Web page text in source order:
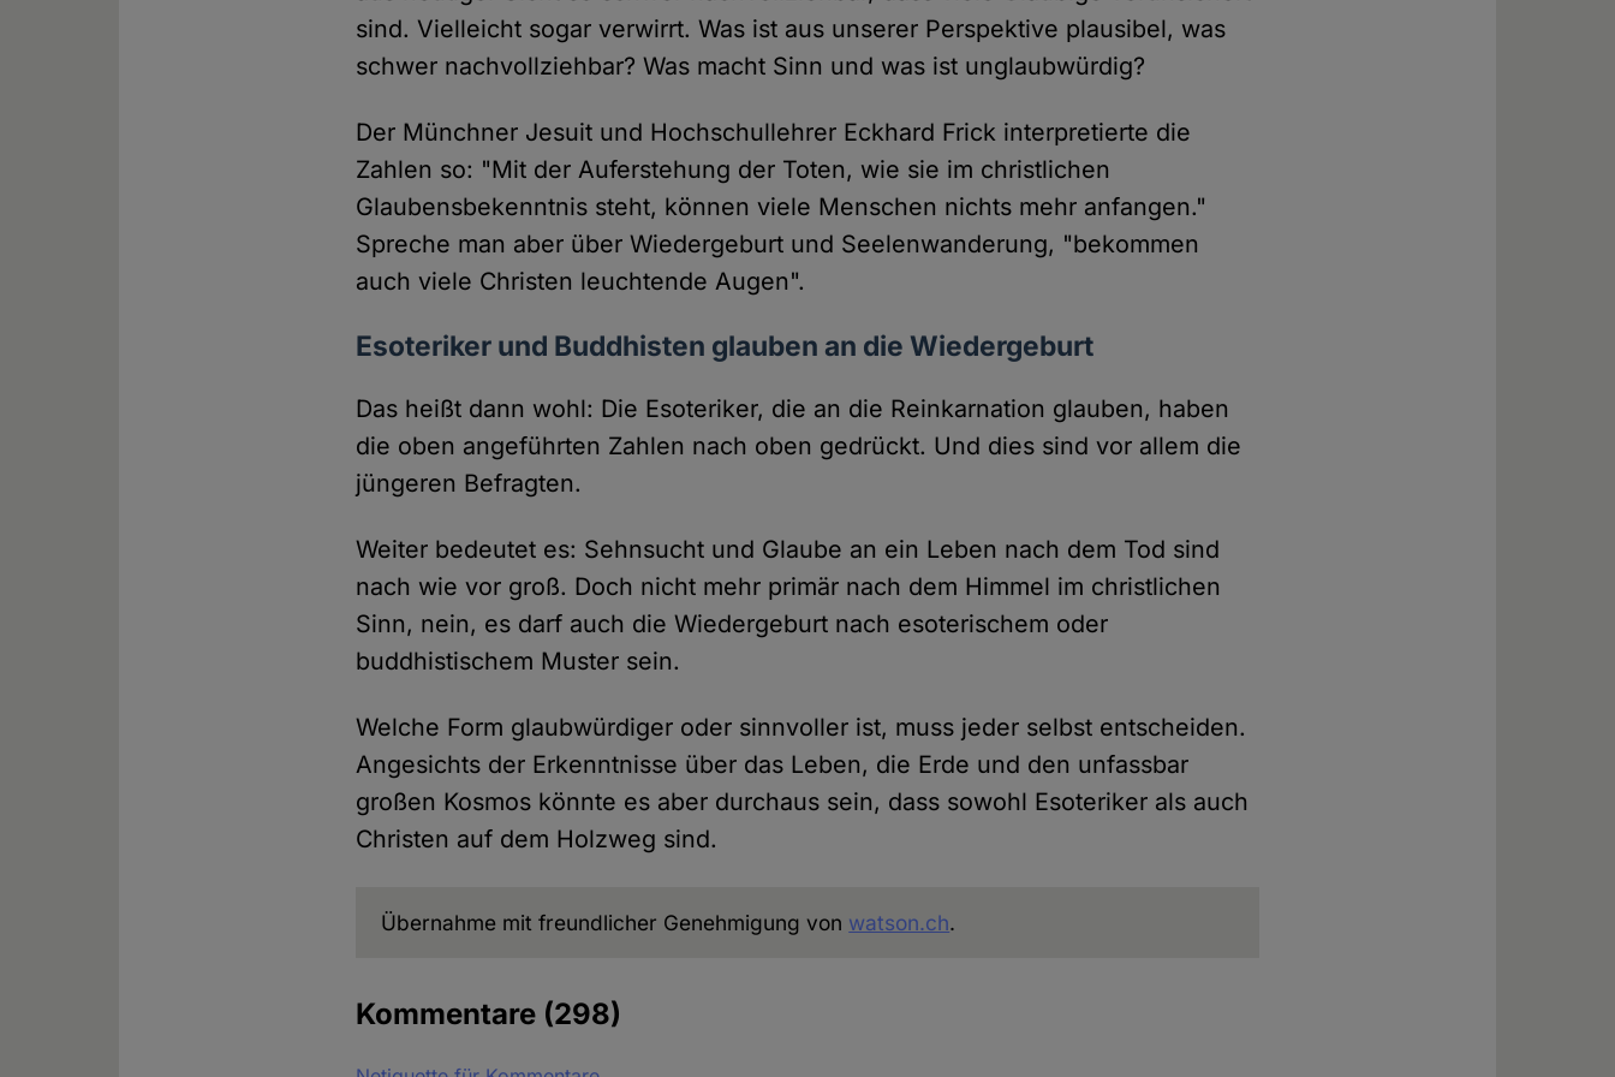
sind. Vielleicht sogar verwirrt. Was ist aus unserer Perspektive plausibel, was
schwer nachvollziehbar? Was macht Sinn und was ist unglaubwürdig?
Der Münchner Jesuit und Hochschullehrer Eckhard Frick interpretierte die
Zahlen so: "Mit der Auferstehung der Toten, wie sie im christlichen
Glaubensbekenntnis steht, können viele Menschen nichts mehr anfangen."
Spreche man aber über Wiedergeburt und Seelenwanderung, "bekommen
auch viele Christen leuchtende Augen".
Esoteriker und Buddhisten glauben an die Wiedergeburt
Das heißt dann wohl: Die Esoteriker, die an die Reinkarnation glauben, haben
die oben angeführten Zahlen nach oben gedrückt. Und dies sind vor allem die
jüngeren Befragten.
Weiter bedeutet es: Sehnsucht und Glaube an ein Leben nach dem Tod sind
nach wie vor groß. Doch nicht mehr primär nach dem Himmel im christlichen
Sinn, nein, es darf auch die Wiedergeburt nach esoterischem oder
buddhistischem Muster sein.
Welche Form glaubwürdiger oder sinnvoller ist, muss jeder selbst entscheiden.
Angesichts der Erkenntnisse über das Leben, die Erde und den unfassbar
großen Kosmos könnte es aber durchaus sein, dass sowohl Esoteriker als auch
Christen auf dem Holzweg sind.
Übernahme mit freundlicher Genehmigung von watson.ch.
Kommentare (298)